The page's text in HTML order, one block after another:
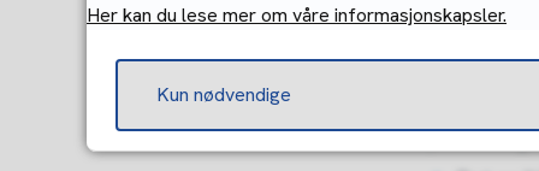
Det er
Det bør
Bålet
planter og
Her kan du lese mer om våre informasjonskapsler.
Kun nødvendige